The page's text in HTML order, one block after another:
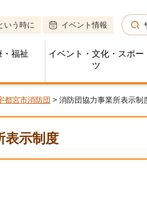
いう時に イベント情報
・福祉
イベント・文化・スポー
ツ
都宮市消防団 > 消防団協力事業所表示制
表示制度